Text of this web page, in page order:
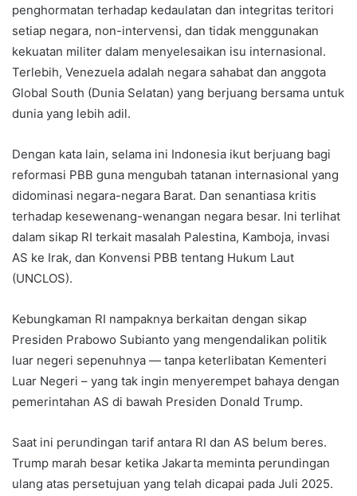
penghormatan terhadap kedaulatan dan integritas teritori
setiap negara, non-intervensi, dan tidak menggunakan
kekuatan militer dalam menyelesaikan isu internasional.
Terlebih, Venezuela adalah negara sahabat dan anggota
Global South (Dunia Selatan) yang berjuang bersama untuk
dunia yang lebih adil.
Dengan kata lain, selama ini Indonesia ikut berjuang bagi
reformasi PBB guna mengubah tatanan internasional yang
didominasi negara-negara Barat. Dan senantiasa kritis
terhadap kesewenang-wenangan negara besar. Ini terlihat
dalam sikap RI terkait masalah Palestina, Kamboja, invasi
AS ke Irak, dan Konvensi PBB tentang Hukum Laut
(UNCLOS).
Kebungkaman RI nampaknya berkaitan dengan sikap
Presiden Prabowo Subianto yang mengendalikan politik
luar negeri sepenuhnya — tanpa keterlibatan Kementeri
Luar Negeri – yang tak ingin menyerempet bahaya dengan
pemerintahan AS di bawah Presiden Donald Trump.
Saat ini perundingan tarif antara RI dan AS belum beres.
Trump marah besar ketika Jakarta meminta perundingan
ulang atas persetujuan yang telah dicapai pada Juli 2025.